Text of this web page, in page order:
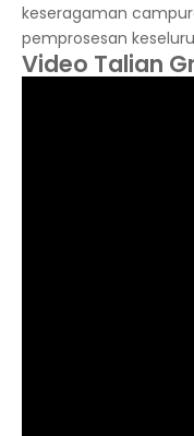
keseragaman
pemprosesan
Video Talian